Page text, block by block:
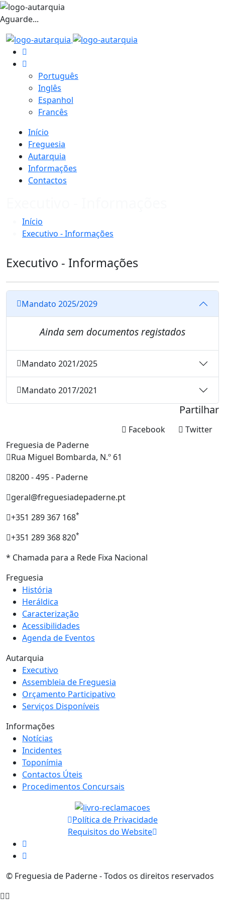
Aguarde...
Português
Inglês
Espanhol
Francês
Início
Freguesia
Autarquia
Informações
Contactos
Início
Executivo - Informações
Executivo - Informações
Mandato 2025/2029
Ainda sem documentos registados
Mandato 2021/2025
Mandato 2017/2021
Partilhar
Twitter
Facebook
Freguesia de Paderne
Rua Miguel Bombarda, N.º 61
8200 - 495 - Paderne
geral@freguesiadepaderne.pt
+351 289 367 168*
+351 289 368 820*
* Chamada para a Rede Fixa Nacional
Freguesia
História
Heráldica
Caracterização
Acessibilidades
Agenda de Eventos
Autarquia
Executivo
Assembleia de Freguesia
Orçamento Participativo
Serviços Disponíveis
Informações
Notícias
Incidentes
Toponímia
Contactos Úteis
Procedimentos Concursais
Política de Privacidade
Requisitos do Website
© Freguesia de Paderne - Todos os direitos reservados